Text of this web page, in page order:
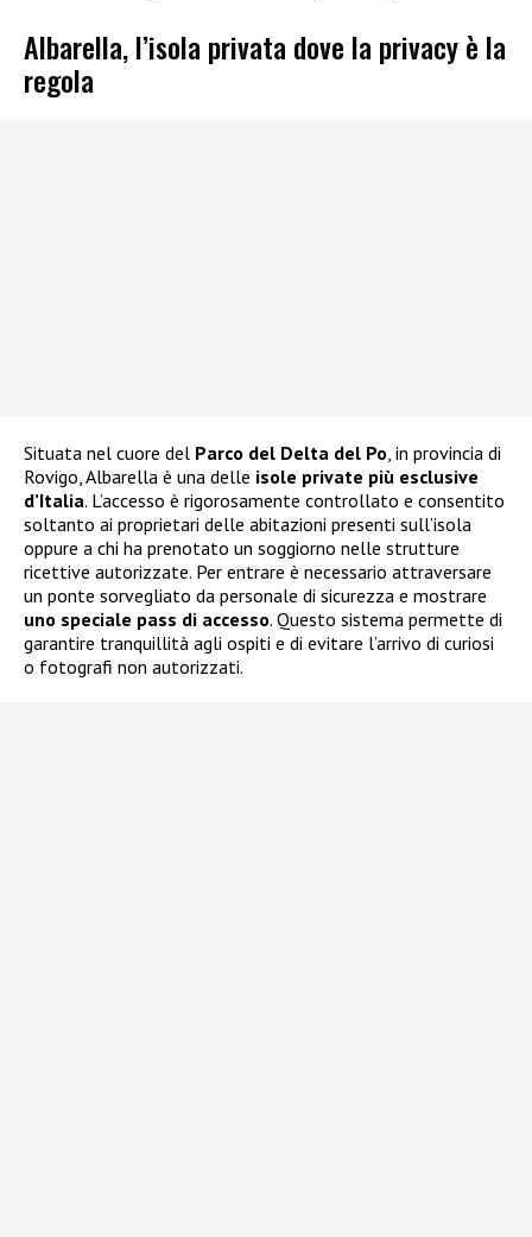
Albarella, l’isola privata dove la privacy è la
regola
Situata nel cuore del Parco del Delta del Po, in provincia di
Rovigo, Albarella è una delle isole private più esclusive
d’Italia. L’accesso è rigorosamente controllato e consentito
soltanto ai proprietari delle abitazioni presenti sull’isola
oppure a chi ha prenotato un soggiorno nelle strutture
ricettive autorizzate. Per entrare è necessario attraversare
un ponte sorvegliato da personale di sicurezza e mostrare
uno speciale pass di accesso. Questo sistema permette di
garantire tranquillità agli ospiti e di evitare l’arrivo di curiosi
o fotografi non autorizzati.